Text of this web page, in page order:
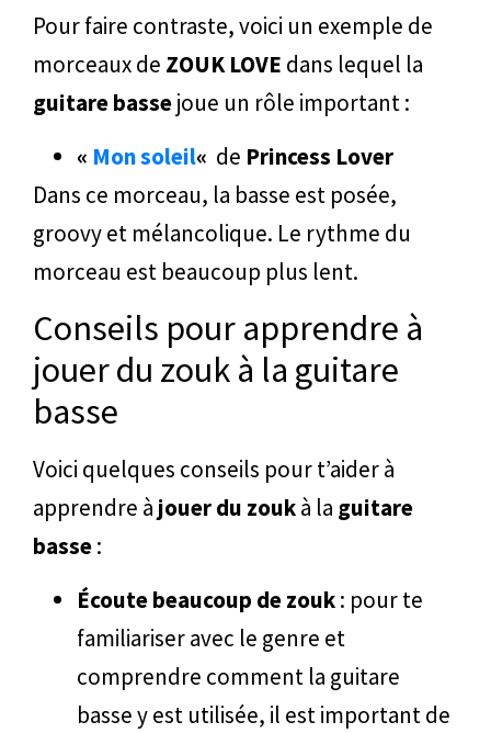
Pour faire contraste, voici un exemple de
morceaux de ZOUK LOVE dans lequel la
guitare bassejoue un rôle important :
« Mon soleil« de Princess Lover
Dans ce morceau, la basse est posée,
groovy et mélancolique. Le rythme du
morceau est beaucoup plus lent.
Conseils pour apprendre à
jouer du zouk à la guitare
basse
Voici quelques conseils pour t’aider à
apprendre à jouer du zoukà la guitare
basse:
Écoute beaucoup de zouk: pour te
familiariser avec le genre et
comprendre comment la guitare
basse y est utilisée, il est important de